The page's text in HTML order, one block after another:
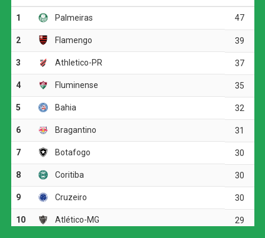
respondeu pouco depois, quando Alisson Safira também
tentou pelo alto, mas mandou a bola para fora.
Na etapa final, a equipe gaúcha voltou a ameaçar aos 15
minutos. Após cobrança de escanteio, Marcos Paulo
cabeceou para baixo e exigiu uma boa defesa de
média e longa distância, mas não conseguiu superar o
goleiro adversário.
Aos 41 minutos, Igor Gomes recebeu pela esquerda da
área e teve uma boa chance para abrir o placar, porém
finalizou para fora. Quando a partida caminhava para a
disputa por pênaltis, o Galo encontrou o gol da
classificação.